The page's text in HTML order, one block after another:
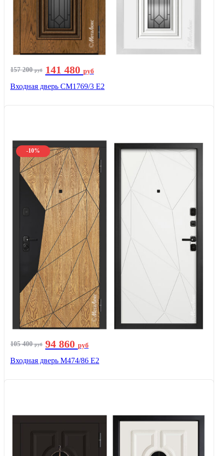
157 200руб 141 480 руб
Входная дверь СМ1769/3 Е2
-10%
105 400руб 94 860 руб
Входная дверь М474/86 Е2